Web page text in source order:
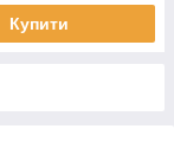
Купити